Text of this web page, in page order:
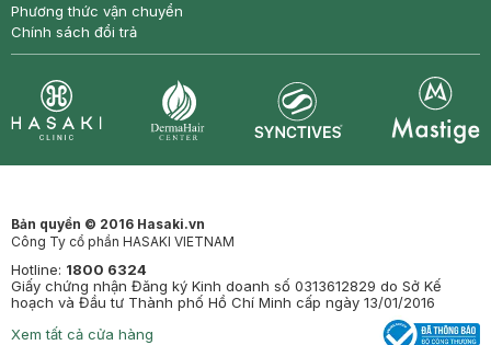
Phương thức vận chuyển
Chính sách đổi trả
Bản quyền © 2016 Hasaki.vn
Công Ty cổ phần HASAKI VIETNAM
Hotline: 1800 6324
Giấy chứng nhận Đăng ký Kinh doanh số 0313612829 do Sở Kế
hoạch và Đầu tư Thành phố Hồ Chí Minh cấp ngày 13/01/2016
Xem tất cả cửa hàng